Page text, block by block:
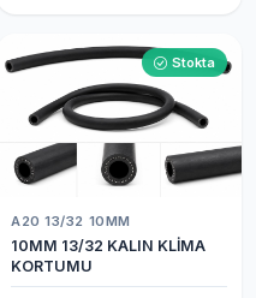
Stokta
A20 13/32 10MM
10MM 13/32 KALIN KLİMA
KORTUMU